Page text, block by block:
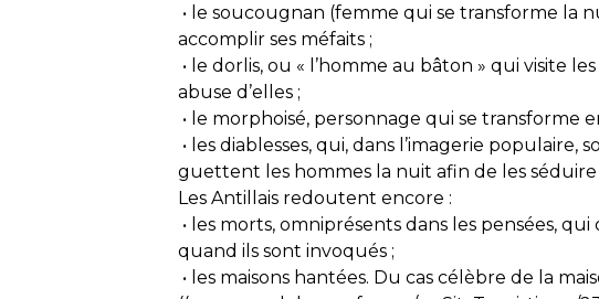
• le soucougnan (femme qui se transforme la
accomplir ses méfaits ;
• le dorlis, ou « l’homme au bâton » qui visite
abuse d’elles ;
• le morphoisé, personnage qui se transforme
• les diablesses, qui, dans l’imagerie populaire,
guettent les hommes la nuit afin de les
Les Antillais redoutent encore :
• les morts, omniprésents dans les pensées,
quand ils sont invoqués ;
• les maisons hantées. Du cas célèbre de la